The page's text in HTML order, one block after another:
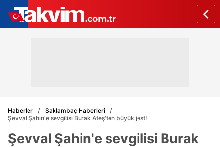
Haberler
Saklambaç Haberleri
Şevval Şahin'e sevgilisi Burak Ateş'ten büyük jest!
Şevval Şahin'e sevgilisi Burak